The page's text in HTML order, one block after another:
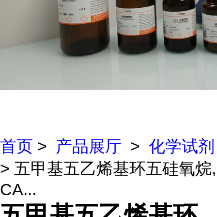
首页 > 产品展厅 > 化学试剂
> 五甲基五乙烯基环五硅氧烷,
CA...